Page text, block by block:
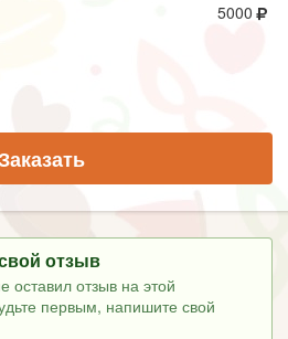
5000
отзыв
оставил отзыв на этой
первым, напишите свой